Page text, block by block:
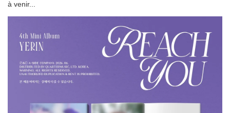
à venir...